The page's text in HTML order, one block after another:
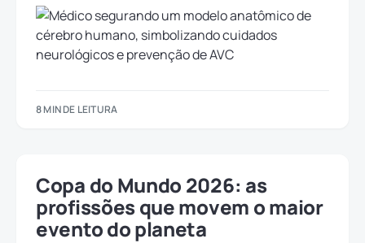
8 MIN DE LEITURA
Copa do Mundo 2026: as
profissões que movem o maior
evento do planeta